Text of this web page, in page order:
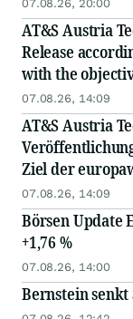
07.08.26, 20:00
AT&S Austria
Release
with the
07.08.26, 14:09
AT&S Austria
Ziel der
07.08.26, 14:09
Börsen Update
+1,76 %
07.08.26, 14:00
Bernstein